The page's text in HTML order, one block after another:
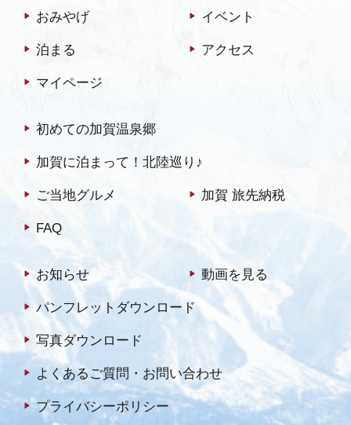
越え巨万…
おみやげ イベント
泊まる アクセス
マイページ
初めての加賀温泉郷
加賀に泊まって！北陸巡り♪
ご当地グルメ 加賀 旅先納税
FAQ
お知らせ 動画を見る
パンフレットダウンロード
写真ダウンロード
よくあるご質問・お問い合わせ
プライバシーポリシー